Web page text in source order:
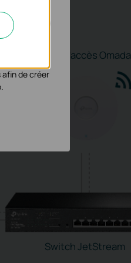
Switch JetStream
Point d'accès Omada
de créer